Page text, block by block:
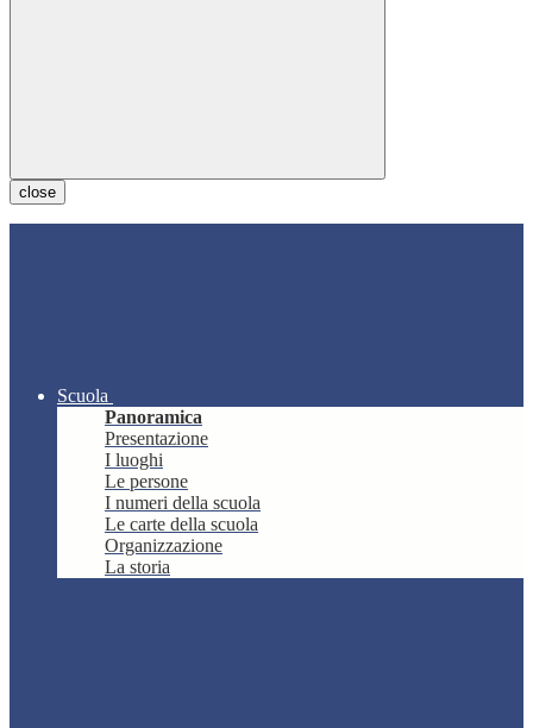
close
Scuola
Panoramica
Presentazione
I luoghi
Le persone
I numeri della scuola
Le carte della scuola
Organizzazione
La storia